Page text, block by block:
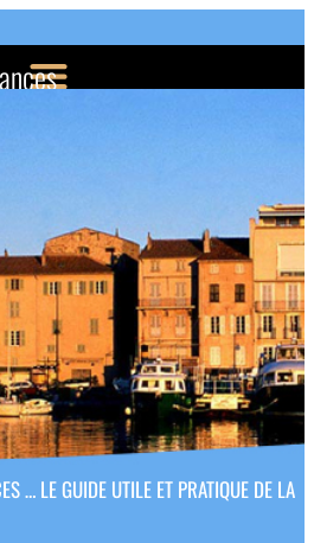
… LE GUIDE UTILE ET PRATIQUE DE LA